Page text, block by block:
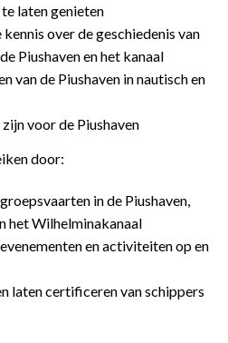
laten genieten
over de geschiedenis van
Piushaven en het kanaal
van de Piushaven in nautisch en
voor de Piushaven
door:
in de Piushaven,
het Wilhelminakanaal
en activiteiten op en
laten certificeren van schippers